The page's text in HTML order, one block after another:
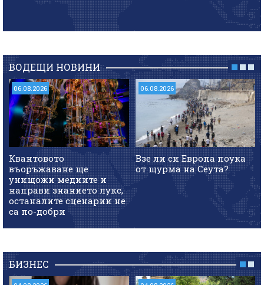
ВОДЕЩИ НОВИНИ
06.08.2026
Квантовото
въоръжаване ще
унищожи медиите и
направи знанието лукс,
останалите сценарии не
са по-добри
06.08.2026
Взе ли си Европа поука
от щурма на Сеута?
БИЗНЕС